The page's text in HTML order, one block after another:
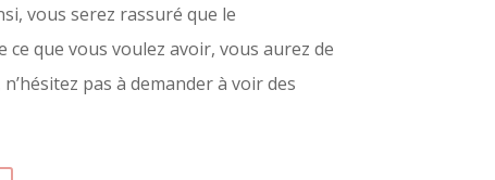
vous serez rassuré que le
ce que vous voulez avoir, vous aurez de
pas à demander à voir des